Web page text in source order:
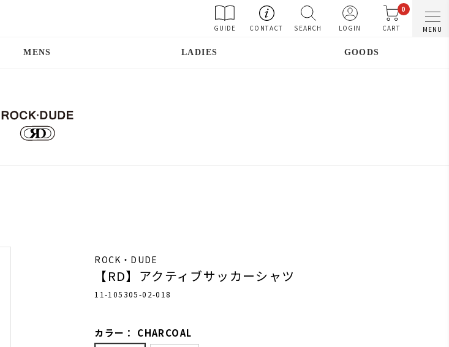
GUIDE CONTACT SEARCH LOGIN
0
CART MENU
MENS LADIES GOODS
ROCK・DUDE
【RD】アクティブサッカーシャツ
11-105305-02-018
カラー： CHARCOAL